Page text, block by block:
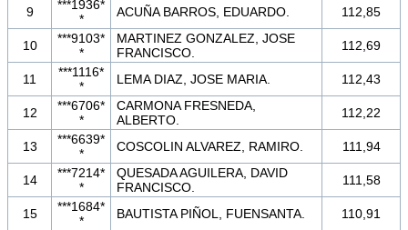
9
***1936*
*
ACUÑA BARROS, EDUARDO. 112,85
10
***9103*
*
MARTINEZ GONZALEZ, JOSE
FRANCISCO.
112,69
11
***1116*
*
LEMA DIAZ, JOSE MARIA. 112,43
12
***6706*
*
CARMONA FRESNEDA,
ALBERTO.
112,22
13
***6639*
*
COSCOLIN ALVAREZ, RAMIRO. 111,94
14
***7214*
*
QUESADA AGUILERA, DAVID
FRANCISCO.
111,58
15
***1684*
*
BAUTISTA PIÑOL, FUENSANTA. 110,91